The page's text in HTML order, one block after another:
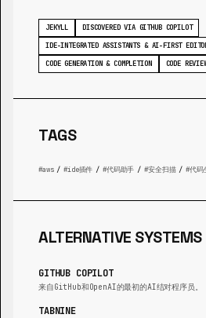
JEKYLL
DISCOVERED VIA GITHUB COPILOT
IDE-INTEGRATED ASSISTANTS & AI-FIRST
CODE GENERATION & COMPLETION
CODE
TAGS
aws / ide插件 / 代码助手 / 安全扫描 / 代码
ALTERNATIVE SYSTEMS
GITHUB COPILOT
来自GitHub和OpenAI的最初的AI结对程序员。
TABNINE